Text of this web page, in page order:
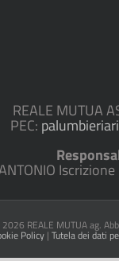
REALE MUTUA
PEC:
2026 REALE MUTUA ag.
Policy | Tutela dei dati